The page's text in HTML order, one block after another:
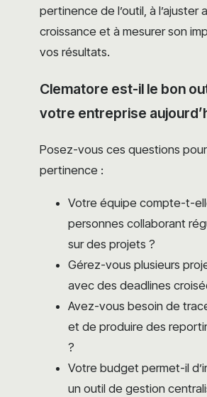
pertinence de l’outil, à l’ajuster
croissance et à mesurer son
vos résultats.
Clematore est-il le bon
votre entreprise
Posez-vous ces questions
pertinence :
Votre équipe compte-t-
personnes collaborant
sur des projets ?
Gérez-vous plusieurs
avec des deadlines
Avez-vous besoin de
et de produire des
?
Votre budget permet-il
un outil de gestion